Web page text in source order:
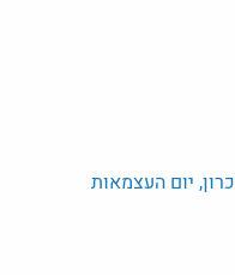
יום העצמאות